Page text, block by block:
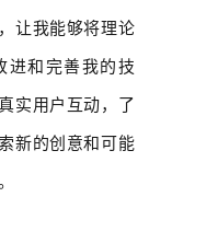
让我能够将理论
进和完善我的技
实用户互动，了
新的创意和可能